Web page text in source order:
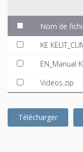
Nom de
KE
EN_Manual
Videos.zip
Télécharger